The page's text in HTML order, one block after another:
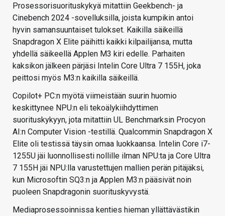
Prosessorisuorituskykyä mitattiin Geekbench- ja
Cinebench 2024 -sovelluksilla, joista kumpikin antoi
hyvin samansuuntaiset tulokset. Kaikilla säikeillä
Snapdragon X Elite päihitti kaikki kilpailijansa, mutta
yhdellä säikeellä Applen M3 kiri edelle. Parhaiten
kaksikon jälkeen pärjäsi Intelin Core Ultra 7 155H, joka
peittosi myös M3:n kaikilla säikeillä.
Copilot+ PC:n myötä viimeistään suurin huomio
keskittynee NPU:n eli tekoälykiihdyttimen
suorituskykyyn, jota mitattiin UL Benchmarksin Procyon
AI:n Computer Vision -testillä. Qualcommin Snapdragon X
Elite oli testissä täysin omaa luokkaansa. Intelin Core i7-
1255U jäi luonnollisesti nollille ilman NPU:ta ja Core Ultra
7 155H jäi NPU:lla varustettujen mallien perän pitäjäksi,
kun Microsoftin SQ3:n ja Applen M3:n pääsivät noin
puoleen Snapdragonin suorituskyvystä.
Mediaprosessoinnissa kenties hieman yllättävästikin